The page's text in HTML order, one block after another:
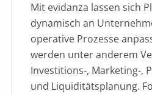
Mit evidanza lassen sich
dynamisch an
operative Prozesse
werden unter anderem
Investitions-, Marketing-,
und Liquiditätsplanung.